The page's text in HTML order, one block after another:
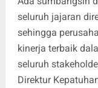
seluruh jajaran
sehingga
kinerja terbaik
seluruh
Direktur